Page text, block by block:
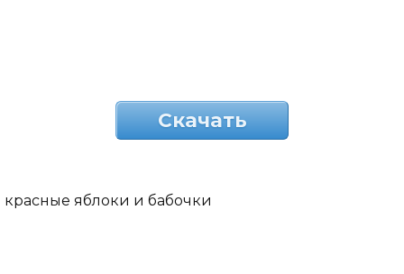
Скачать
красные яблоки и бабочки